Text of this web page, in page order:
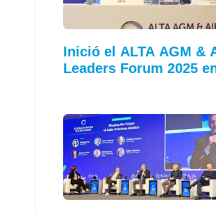
Inició el ALTA AGM &
Leaders Forum 2025